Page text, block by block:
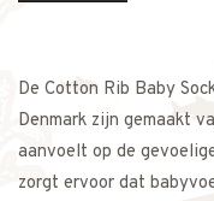
De Cotton Rib Baby
Denmark zijn gemaakt
aanvoelt op de
zorgt ervoor dat